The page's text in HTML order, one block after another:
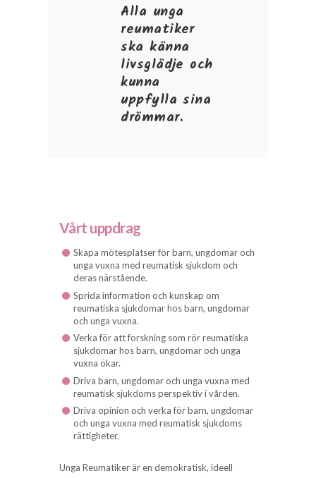
Alla unga
reumatiker
ska känna
livsglädje och
kunna
uppfylla sina
drömmar.
Vårt uppdrag
Skapa mötesplatser för barn, ungdomar och
unga vuxna med reumatisk sjukdom och
deras närstående.
Sprida information och kunskap om
reumatiska sjukdomar hos barn, ungdomar
och unga vuxna.
Verka för att forskning som rör reumatiska
sjukdomar hos barn, ungdomar och unga
vuxna ökar.
Driva barn, ungdomar och unga vuxna med
reumatisk sjukdoms perspektiv i vården.
Driva opinion och verka för barn, ungdomar
och unga vuxna med reumatisk sjukdoms
rättigheter.
Unga Reumatiker är en demokratisk, ideell